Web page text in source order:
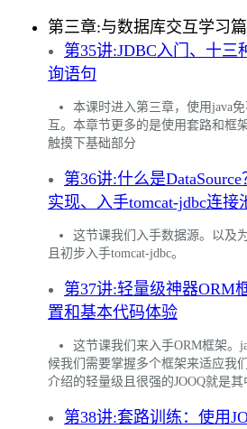
第三章:与数据库交互学习
第35讲:JDBC入门、十三
询语句
本课时进入第三章，使用java
互。本章节更多的是使用套路和框
触摸下基础部分
第36讲:什么是
实现、入手tomcat-jdbc连接
这节课我们入手数据源。以及
且初步入手tomcat-jdbc。
第37讲:轻量级神器ORM
置和基本代码体验
这节课我们来入手ORM框架。
候我们需要掌握多个框架来适应我
介绍的轻量级且很强的JOOQ就是其
第38讲:套路训练：使用